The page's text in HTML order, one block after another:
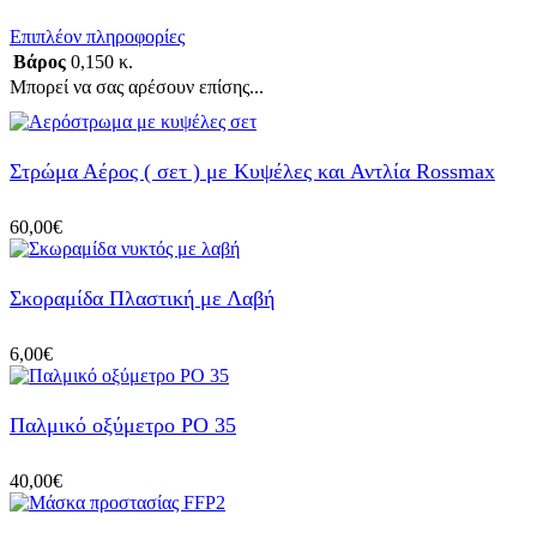
Επιπλέον πληροφορίες
Βάρος 0,150 κ.
Μπορεί να σας αρέσουν επίσης...
Στρώμα Αέρος ( σετ ) με Κυψέλες και Αντλία Rossmax
60,00€
Σκοραμίδα Πλαστική με Λαβή
6,00€
Παλμικό οξύμετρο PO 35
40,00€